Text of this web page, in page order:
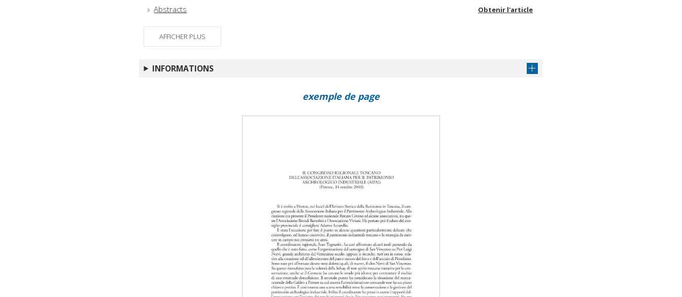
Abstracts Obtenir l'article
Gli autori
AFFICHER PLUS
INFORMATIONS
exemple de page